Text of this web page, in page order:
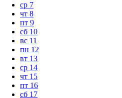
ср 7
чт 8
пт 9
сб 10
вс 11
пн 12
вт 13
ср 14
чт 15
пт 16
сб 17